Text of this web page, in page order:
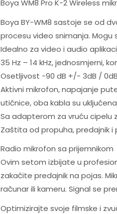
Boya WM8 Pro K-2 Wireless
Boya BY-WM8 sastoje se od
procesu video snimanja.
Idealno za video i audio
35 Hz – 14 kHz, jednosmjerni,
Osetljivost -90 dB +/- 3dB / 0dB
Aktivni mikrofon, napajanje
utičnice, oba kabla su uključena
Sa adapterom za vruću cipelu
Zaštita od propuha, predajnik
Radio mikrofon sa prijemnikom
Ovim setom izbijate u
zakačite predajnik na pojas.
računar ili kameru. Signal se
Optimizirajte svoje filmske i